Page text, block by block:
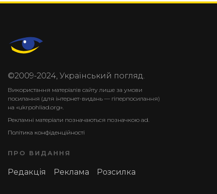
©2009-2024, Український погляд.
Використання матеріалів сайту лише за умови
посилання (для інтернет-видань — гіперпосилання)
на «ukrpohliad.org».
Рекламні матеріали позначаються позначкою ad.
Політика конфіденційності
ПРО ВИДАННЯ
Редакція Реклама Розсилка